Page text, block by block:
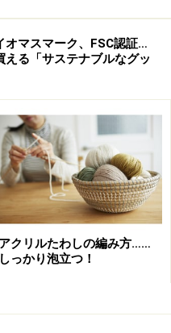
イソーで買いました。
のを活用）
作り方
ぼっくりの端につけて
オマスマーク、FSC認証…
える「サステナブルなグッ
アクリルたわしの編み方……
しっかり泡立つ！